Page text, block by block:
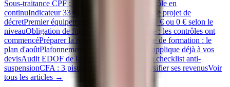
Sous-traitance CPF : la règle des 80/20 se contrôle en
continuIndicateur 33 Qualiopi : ce que prévoit le projet de
décretPremier équipement apprenti : 500 €, 300 € ou 0 € selon le
niveauObligation de formation IA en entreprise : les contrôles ont
commencéPréparer la rentrée de son organisme de formation : le
plan d'aoûtPlafonnement CPF 2026 : ce qui s'applique déjà à vos
devisAudit EDOF de la Caisse des Dépôts : la checklist anti-
suspensionCFA : 3 pistes concrètes pour diversifier ses revenusVoir
tous les articles →